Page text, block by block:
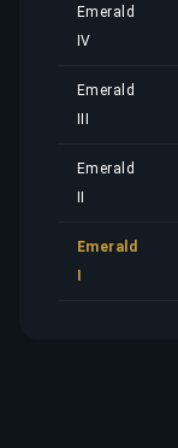
Emerald
IV
Emerald
Emerald
Emerald